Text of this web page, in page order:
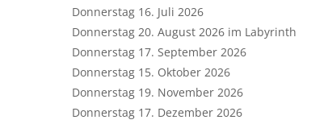
Donnerstag 16. Juli 2026
Donnerstag 20. August 2026 im Labyrinth
Donnerstag 17. September 2026
Donnerstag 15. Oktober 2026
Donnerstag 19. November 2026
Donnerstag 17. Dezember 2026